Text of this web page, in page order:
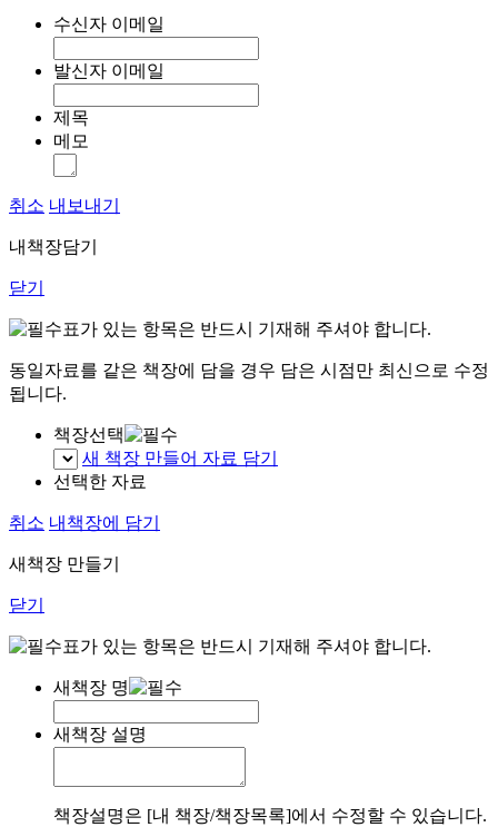
수신자 이메일
발신자 이메일
제목
메모
취소 내보내기
내책장담기
닫기
표가 있는 항목은 반드시 기재해 주셔야 합니다.
동일자료를 같은 책장에 담을 경우 담은 시점만 최신으로 수정
됩니다.
책장선택
새 책장 만들어 자료 담기
선택한 자료
취소 내책장에 담기
새책장 만들기
닫기
표가 있는 항목은 반드시 기재해 주셔야 합니다.
새책장 명
새책장 설명
책장설명은 [내 책장/책장목록]에서 수정할 수 있습니다.